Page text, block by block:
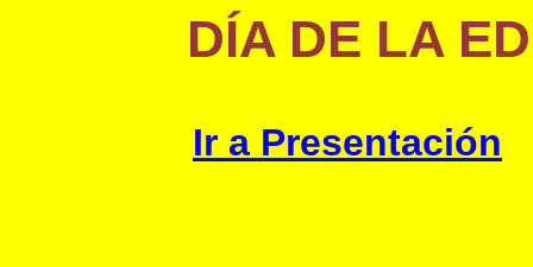
DÍA DE LA
Ir a Presentación